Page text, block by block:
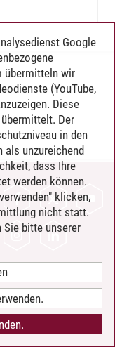
Google
übermitteln wir
(YouTube,
Diese
Der
in den
als unzureichend
dass Ihre
werden können.
klicken,
nicht statt.
Sie bitte unserer